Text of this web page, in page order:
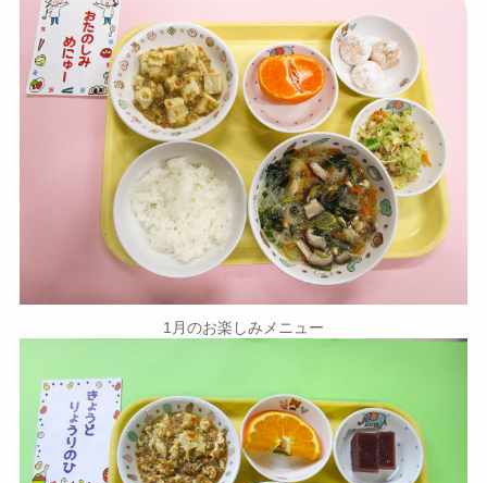
1月のお楽しみメニュー